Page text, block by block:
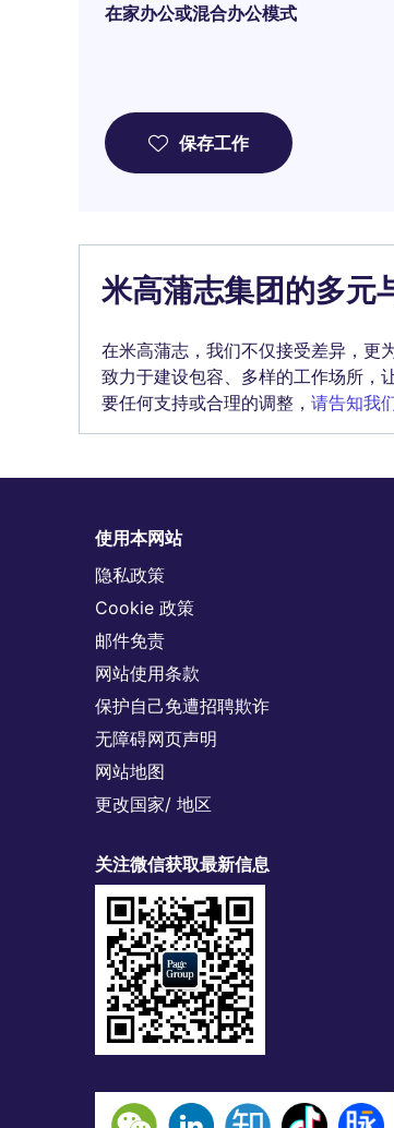
在家办公或混合办公模式
保存工作
米高蒲志集团的多元
在米高蒲志，我们不仅接受差异，更
致力于建设包容、多样的工作场所，
要任何支持或合理的调整， 请告知我
使用本网站
隐私政策
Cookie 政策
邮件免责
网站使用条款
保护自己免遭招聘欺诈
无障碍网页声明
网站地图
更改国家/ 地区
关注微信获取最新信息